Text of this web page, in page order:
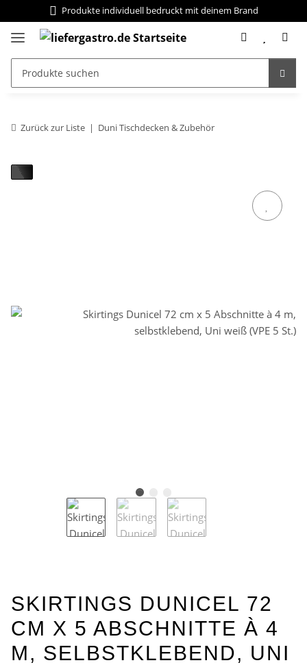
Produkte individuell bedruckt mit deinem Brand
Zurück zur Liste Duni Tischdecken & Zubehör
SKIRTINGS DUNICEL 72
CM X 5 ABSCHNITTE À 4
M, SELBSTKLEBEND, UNI